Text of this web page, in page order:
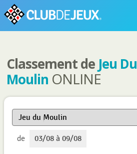
CLASSEMENTS
TOURNOIS
COMMUNAUTÉ
AIDE
PASSEPORT
Classement de Jeu Du
Moulin ONLINE
de 03/08 à 09/08